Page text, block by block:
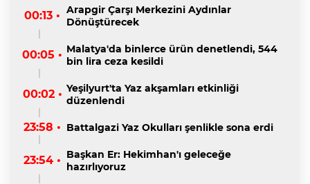
00:13 • Arapgir Çarşı Merkezini Aydınlar
Dönüştürecek
00:05 • Malatya'da binlerce ürün denetlendi, 544
bin lira ceza kesildi
00:02 • Yeşilyurt'ta Yaz akşamları etkinliği
düzenlendi
23:58 • Battalgazi Yaz Okulları şenlikle sona erdi
23:54 • Başkan Er: Hekimhan'ı geleceğe
hazırlıyoruz